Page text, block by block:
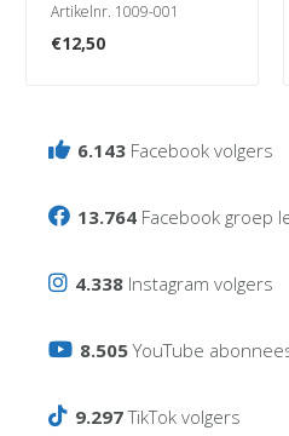
Artikelnr. 1009-001
€12,50
6.143 Facebook volgers
13.764 Facebook groep
4.338 Instagram volgers
8.505YouTube
9.297TikTok volgers